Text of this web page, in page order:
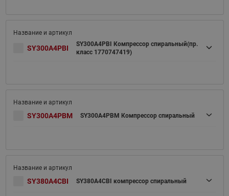
SY300A4PBI
SY300A4PBI Компрессор спиральный(пр.
класс 1770747419)
SY300A4PBM SY300A4PBM Компрессор спиральный
SY380A4CBI SY380A4CBI компрессор спиральный